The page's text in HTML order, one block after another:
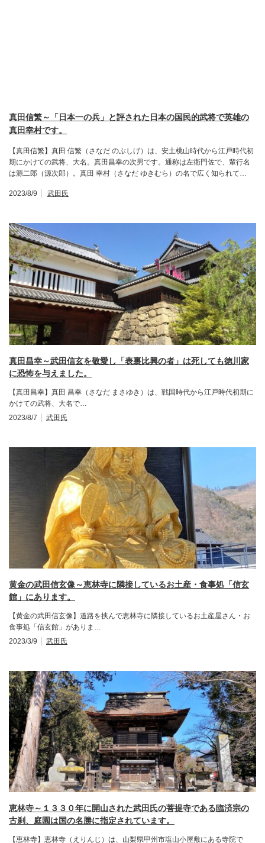
真田信繁～「日本一の兵」と評された日本の国民的武将で英雄の
真田幸村です。
【真田信繁】真田 信繁（さなだ のぶしげ）は、安土桃山時代から江戸時代初
期にかけての武将、大名。真田昌幸の次男です。通称は左衛門佐で、輩行名
は源二郎（源次郎）。真田 幸村（さなだ ゆきむら）の名で広く知られて…
2023/8/9 武田氏
真田昌幸～武田信玄を敬愛し「表裏比興の者」は死しても徳川家
に恐怖を与えました。
【真田昌幸】真田 昌幸（さなだ まさゆき）は、戦国時代から江戸時代初期に
かけての武将、大名で…
2023/8/7
武田氏
黄金の武田信玄像～恵林寺に隣接しているお土産・食事処「信玄
館」にあります。
【黄金の武田信玄像】道路を挟んで恵林寺に隣接しているお土産屋さん・お
食事処「信玄館」がありま…
2023/3/9
武田氏
恵林寺～１３３０年に開山された武田氏の菩提寺である臨済宗の
古刹、庭園は国の名勝に指定されています。
【恵林寺】恵林寺（えりんじ）は、山梨県甲州市塩山小屋敷にある寺院で